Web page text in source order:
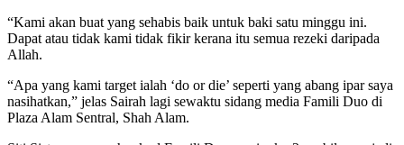
“Kami akan buat yang sehabis baik untuk baki satu minggu ini.
Dapat atau tidak kami tidak fikir kerana itu semua rezeki daripada
Allah.
“Apa yang kami target ialah ‘do or die’ seperti yang abang ipar saya
nasihatkan,” jelas Sairah lagi sewaktu sidang media Famili Duo di
Plaza Alam Sentral, Shah Alam.